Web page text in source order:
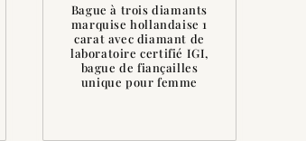
Bague à trois diamants
marquise hollandaise 1
carat avec diamant de
laboratoire certifié IGI,
bague de fiançailles
unique pour femme